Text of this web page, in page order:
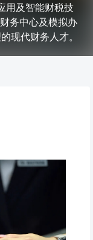
用及智能财税技
务中心及模拟办
现代财务人才。